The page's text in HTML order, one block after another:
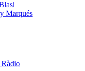
Marqués